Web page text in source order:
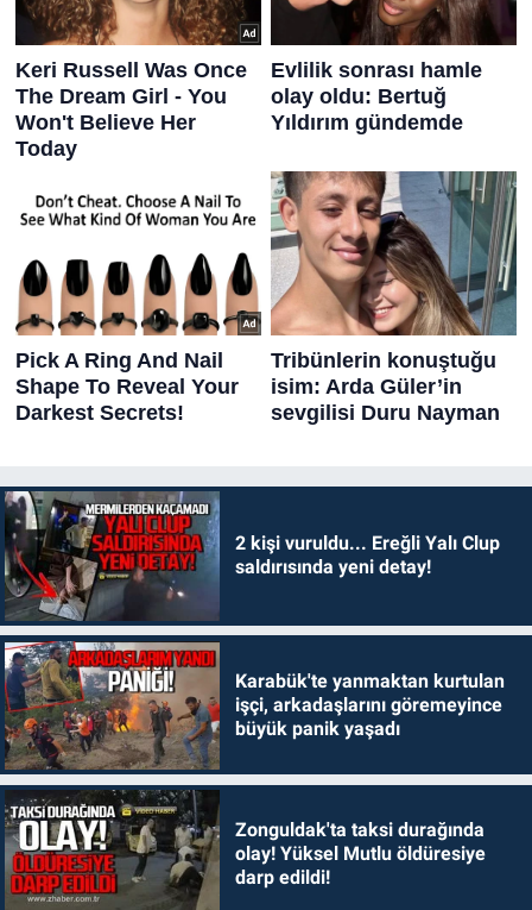
2 kişi vuruldu... Ereğli Yalı Clup
saldırısında yeni detay!
Karabük'te yanmaktan kurtulan
işçi, arkadaşlarını göremeyince
büyük panik yaşadı
Zonguldak'ta taksi durağında
olay! Yüksel Mutlu öldüresiye
darp edildi!